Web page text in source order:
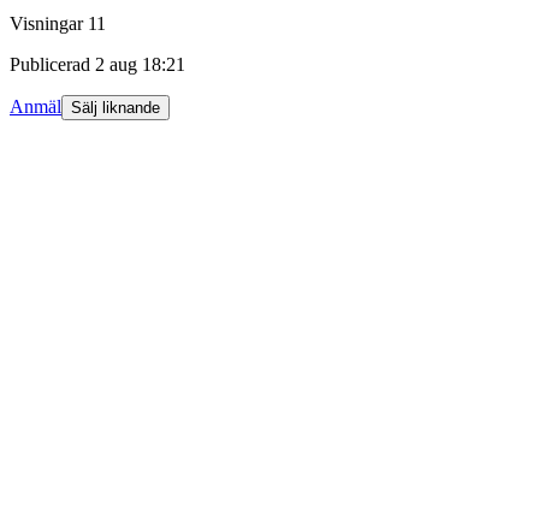
Visningar 11
Publicerad 2 aug 18:21
Anmäl Sälj liknande